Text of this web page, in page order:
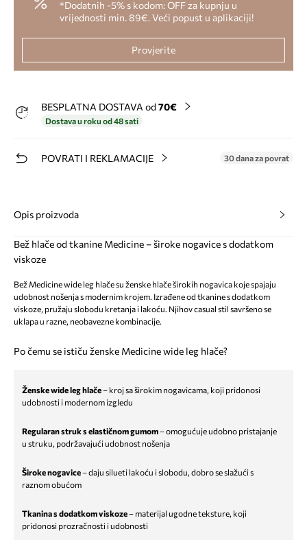
*Dodatnih -5% s kodom: OFF za kupnju u
vrijednosti min. 89€. Veći popust u aplikaciji!
Provjerite
BESPLATNA DOSTAVA od 70€
Dostava u roku od 48 sati
POVRATI I REKLAMACIJE 30 dana za povrat
Opis proizvoda
Bež hlače od tkanine Medicine – široke nogavice s dodatkom
viskoze
Bež Medicine wide leg hlače su ženske hlače širokih nogavica koje spajaju
udobnost nošenja s modernim krojem. Izrađene od tkanine s dodatkom
viskoze, pružaju slobodu kretanja i lakoću. Njihov casual stil savršeno se
uklapa u razne, neobavezne kombinacije.
Po čemu se ističu ženske Medicine wide leg hlače?
Ženske wide leg hlače– kroj sa širokim nogavicama, koji pridonosi
udobnosti i modernom izgledu
Regularan struk s elastičnom gumom– omogućuje udobno pristajanje
u struku, podržavajući udobnost nošenja
Široke nogavice– daju silueti lakoću i slobodu, dobro se slažući s
raznom obućom
Tkanina s dodatkom viskoze– materijal ugodne teksture, koji
pridonosi prozračnosti i udobnosti